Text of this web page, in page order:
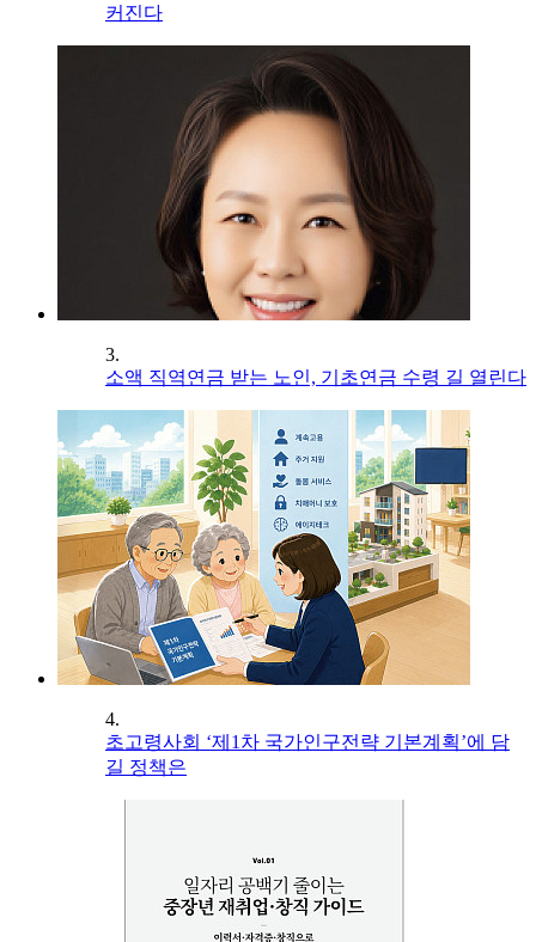
커진다
3.
소액 직역연금 받는 노인, 기초연금 수령 길 열린다
4.
초고령사회 ‘제1차 국가인구전략 기본계획’에 담
길 정책은